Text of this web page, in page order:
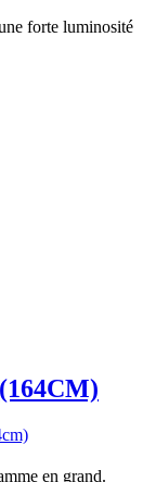
forte luminosité
en grand.